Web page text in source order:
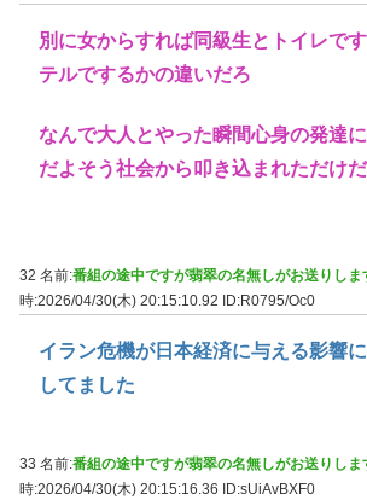
別に女からすれば同級生とトイレで
テルでするかの違いだろ
なんで大人とやった瞬間心身の発達
だよそう社会から叩き込まれただけ
32 名前:番組の途中ですが翡翠の名無しがお送りしま
時:2026/04/30(木) 20:15:10.92 ID:R0795/Oc0
イラン危機が日本経済に与える影響
してました
33 名前:番組の途中ですが翡翠の名無しがお送りしま
時:2026/04/30(木) 20:15:16.36
ID:sUiAvBXF0